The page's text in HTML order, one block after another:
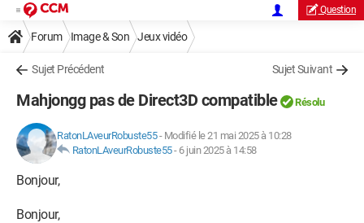
Question
Forum Image & Son Jeux vidéo
Sujet Précédent Sujet Suivant
Mahjongg pas de Direct3D compatible Résolu
RatonLAveurRobuste55- Modifié le 21 mai 2025 à 10:28
RatonLAveurRobuste55- 6 juin 2025 à 14:58
Bonjour,
Bonjour,